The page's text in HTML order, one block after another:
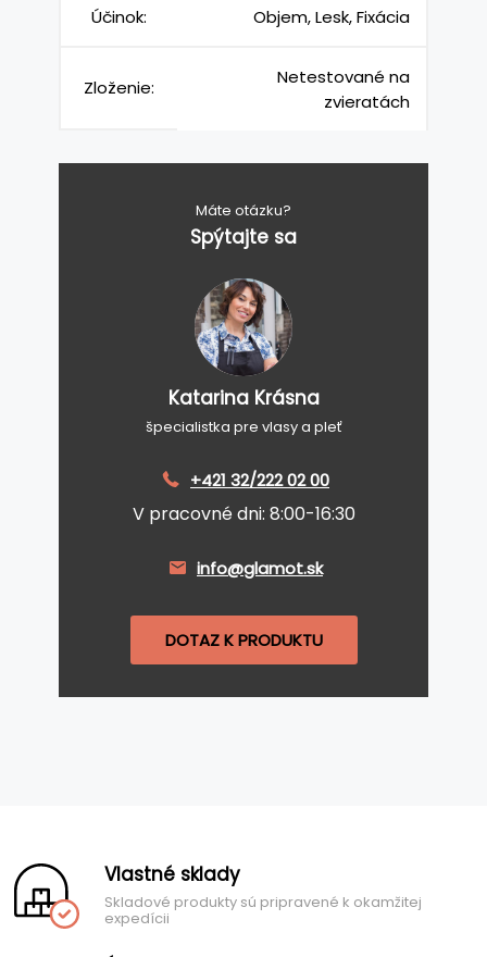
Účinok: Objem, Lesk, Fixácia
Zloženie:
Netestované na
zvieratách
Máte otázku?
Spýtajte sa
Katarina Krásna
špecialistka pre vlasy a pleť
+421 32/222 02 00
V pracovné dni: 8:00-16:30
info@glamot.sk
DOTAZ K PRODUKTU
Vlastné sklady
Skladové produkty sú pripravené k okamžitej
expedícii